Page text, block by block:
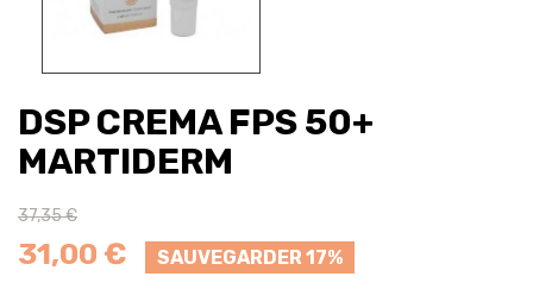
DSP CREMA FPS 50+
MARTIDERM
37,35 €
31,00 € SAUVEGARDER 17%